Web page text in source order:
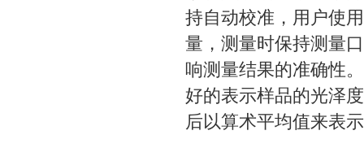
持自动校准，用户使
量，测量时保持测量
响测量结果的准确性
好的表示样品的光泽
后以算术平均值来表